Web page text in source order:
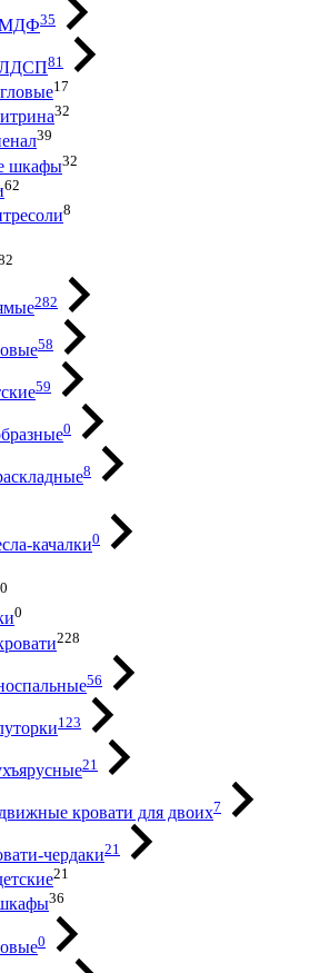
35
81
17
32
39
шкафы32
62
8
282
58
59
0
8
качалки0
0
0
228
56
123
21
кровати для двоих7
чердаки21
21
36
0